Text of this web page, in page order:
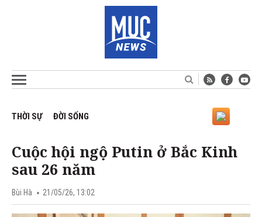
THỜI SỰ ĐỜI SỐNG
Cuộc hội ngộ Putin ở Bắc Kinh
sau 26 năm
Bùi Hà 21/05/26, 13:02